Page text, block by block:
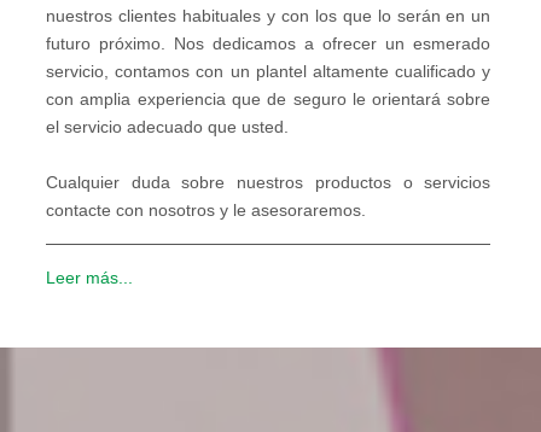
nuestros clientes habituales y con los que lo serán en un
futuro próximo. Nos dedicamos a ofrecer un esmerado
servicio, contamos con un plantel altamente cualificado y
con amplia experiencia que de seguro le orientará sobre
el servicio adecuado que usted.
Cualquier duda sobre nuestros productos o servicios
contacte con nosotros y le asesoraremos.
Leer más...